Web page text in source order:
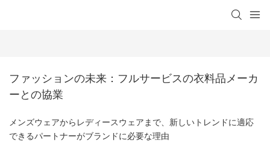
ファッションの未来：フルサービスの衣料品メーカ
ーとの協業
メンズウェアからレディースウェアまで、新しいトレンドに適応
できるパートナーがブランドに必要な理由